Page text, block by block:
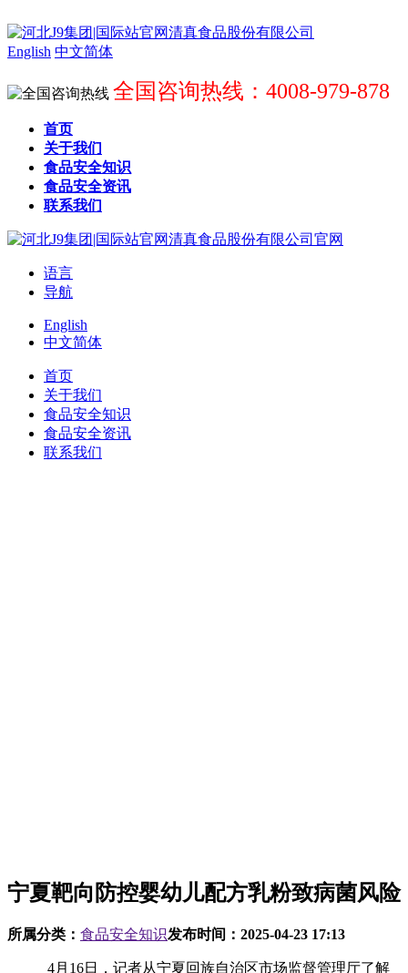
English 中文简体
全国咨询热线：4008-979-878
首页
关于我们
食品安全知识
食品安全资讯
联系我们
语言
导航
English
中文简体
首页
关于我们
食品安全知识
食品安全资讯
联系我们
宁夏靶向防控婴幼儿配方乳粉致病菌风险
所属分类： 食品安全知识发布时间： 2025-04-23 17:13
4月16日，记者从宁夏回族自治区市场监督管理厅了解